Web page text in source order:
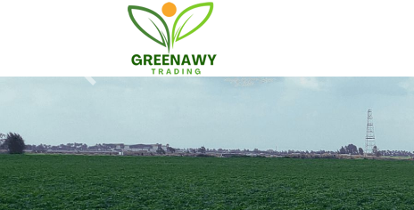
Artigos sobre Importação